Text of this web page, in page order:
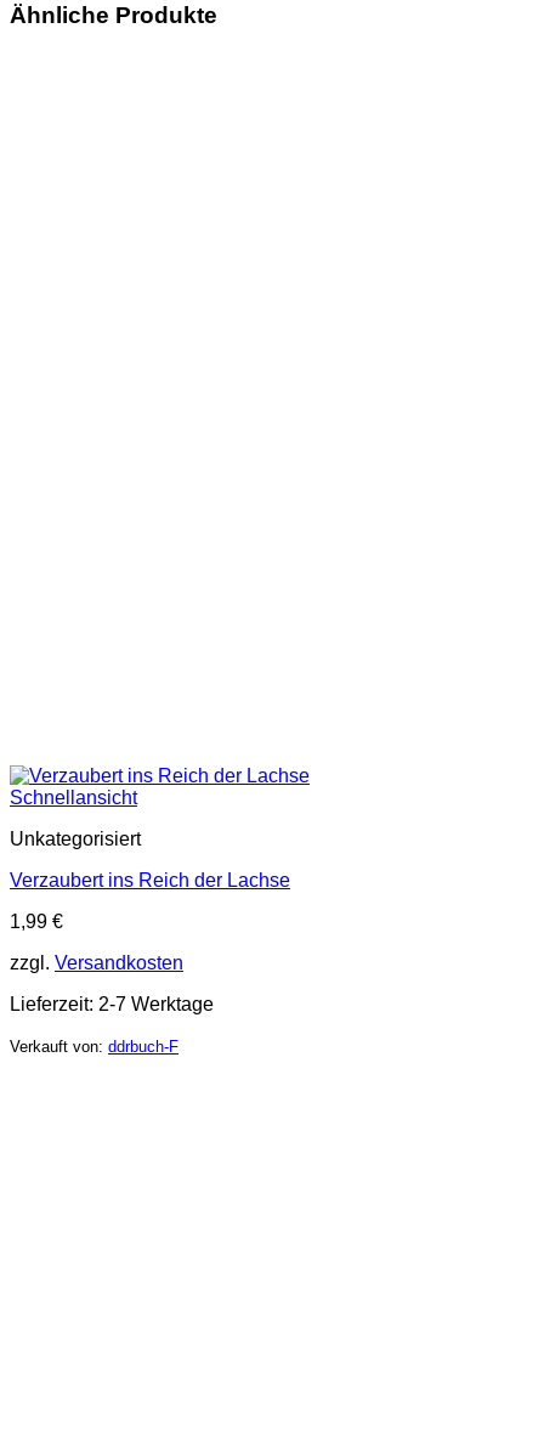
Ähnliche Produkte
Schnellansicht
Unkategorisiert
Verzaubert ins Reich der Lachse
1,99 €
zzgl. Versandkosten
Lieferzeit: 2-7 Werktage
Verkauft von: ddrbuch-F